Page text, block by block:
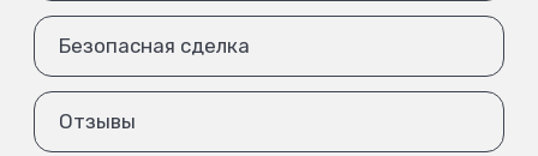
Безопасная сделка
Отзывы